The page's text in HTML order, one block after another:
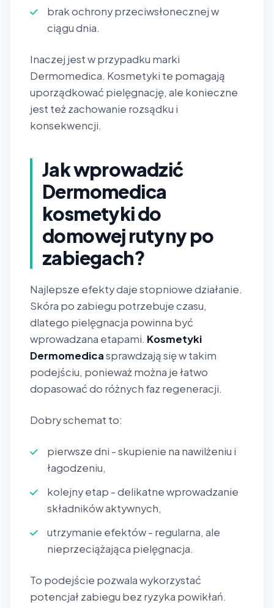
brak ochrony przeciwsłonecznej w
ciągu dnia.
Inaczej jest w przypadku marki
Dermomedica. Kosmetyki te pomagają
uporządkować pielęgnację, ale konieczne
jest też zachowanie rozsądku i
konsekwencji.
Jak wprowadzić
Dermomedica
kosmetyki do
domowej rutyny po
zabiegach?
Najlepsze efekty daje stopniowe działanie.
Skóra po zabiegu potrzebuje czasu,
dlatego pielęgnacja powinna być
wprowadzana etapami. Kosmetyki
Dermomedicasprawdzają się w takim
podejściu, ponieważ można je łatwo
dopasować do różnych faz regeneracji.
Dobry schemat to:
pierwsze dni - skupienie na nawilżeniu i
łagodzeniu,
kolejny etap - delikatne wprowadzanie
składników aktywnych,
utrzymanie efektów - regularna, ale
nieprzeciążająca pielęgnacja.
To podejście pozwala wykorzystać
potencjał zabiegu bez ryzyka powikłań.